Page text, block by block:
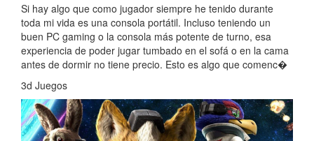
Si hay algo que como jugador siempre he tenido durante
toda mi vida es una consola portátil. Incluso teniendo un
buen PC gaming o la consola más potente de turno, esa
experiencia de poder jugar tumbado en el sofá o en la cama
antes de dormir no tiene precio. Esto es algo que comenc�
3d Juegos